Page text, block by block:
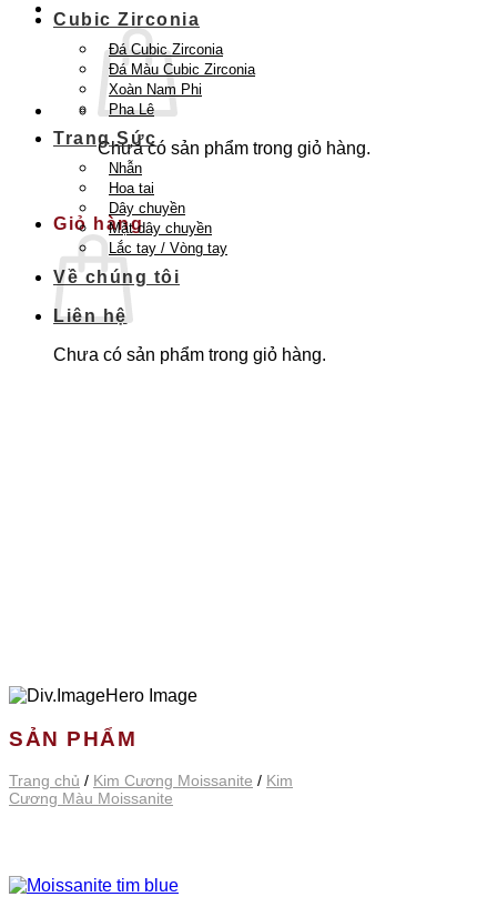
Chưa có sản phẩm trong giỏ hàng.
Quay trở lại cửa hàng
Giỏ hàng
Chưa có sản phẩm trong giỏ hàng.
Cubic Zirconia
Đá Cubic Zirconia
Đá Màu Cubic Zirconia
Xoàn Nam Phi
Pha Lê
Trang Sức
Nhẫn
Hoa tai
Dây chuyền
Mặt dây chuyền
Lắc tay / Vòng tay
Về chúng tôi
Liên hệ
SẢN PHẨM
Trang chủ / Kim Cương Moissanite / Kim
Cương Màu Moissanite